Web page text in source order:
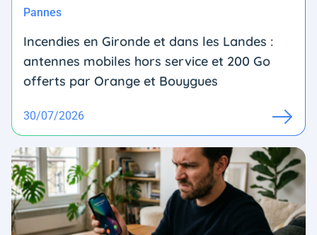
Pannes
Incendies en Gironde et dans les Landes :
antennes mobiles hors service et 200 Go
offerts par Orange et Bouygues
30/07/2026